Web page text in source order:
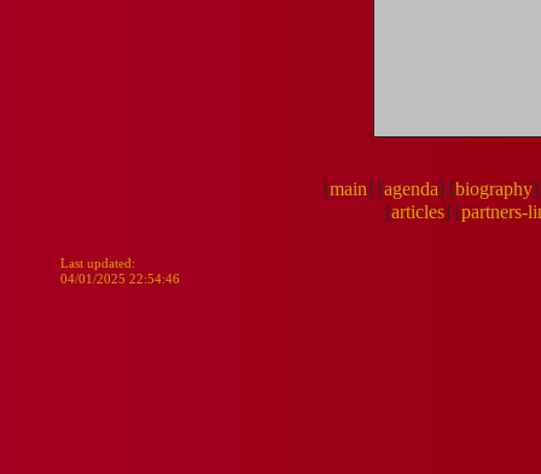
[main] [agenda] [biography]
[articles] [partners-
Last updated:
04/01/2025 22:54:46